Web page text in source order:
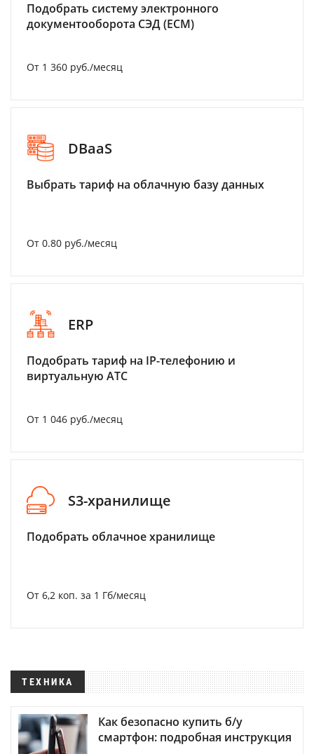
Подобрать систему электронного
документооборота СЭД (ECM)
От 1 360 руб./месяц
DBaaS
Выбрать тариф на облачную базу данных
От 0.80 руб./месяц
ERP
Подобрать тариф на IP-телефонию и
виртуальную АТС
От 1 046 руб./месяц
S3-хранилище
Подобрать облачное хранилище
От 6,2 коп. за 1 Гб/месяц
ТЕХНИКА
Как безопасно купить б/у
смартфон: подробная инструкция